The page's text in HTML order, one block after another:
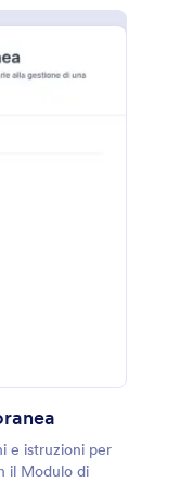
e istruzioni per
il Modulo di